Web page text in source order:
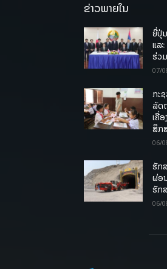
ຂ່າວພາຍໃນ
ຍີ່ປຸ່
ແລ
ຮ່ວ
07/
ກະ
ລັດ
ເຄື່
ສຶກ
06/
ຮັກ
ຜ່ອ
ຮັກ
06/